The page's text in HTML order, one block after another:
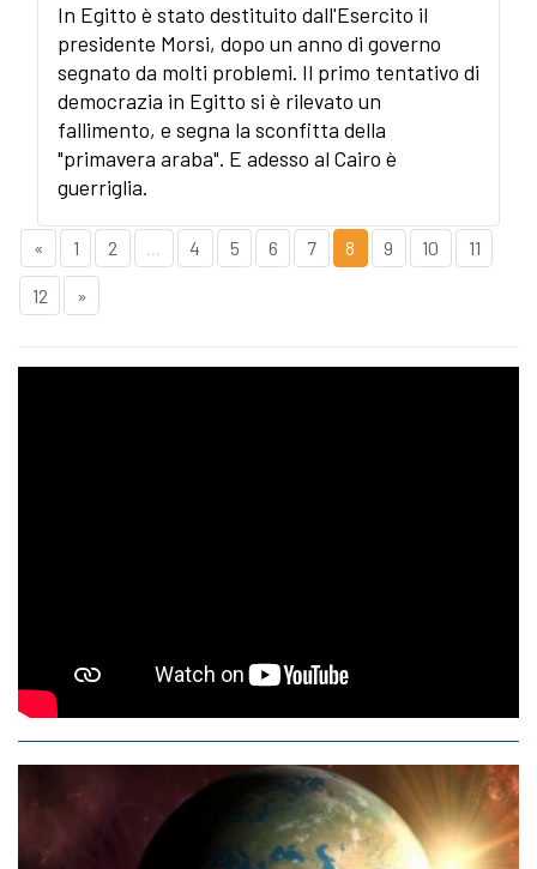
In Egitto è stato destituito dall'Esercito il
presidente Morsi, dopo un anno di governo
segnato da molti problemi. Il primo tentativo di
democrazia in Egitto si è rilevato un
fallimento, e segna la sconfitta della
"primavera araba". E adesso al Cairo è
guerriglia.
« 1 2 ... 4 5 6 7 8 9 10 11
12 »